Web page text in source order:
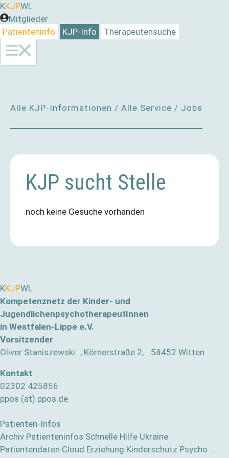
Zum
Inhalt
springen
KKJPWL
Mitglieder
Patienteninfo
KJP-Info Therapeutensuche
Alle KJP-Informationen / Alle Service / Jobs
KJP sucht Stelle
noch keine Gesuche vorhanden
KKJPWL
Kompetenznetz der Kinder- und
JugendlichenpsychotherapeutInnen
in Westfalen-Lippe e.V.
Vorsitzender
Oliver Staniszewski , Körnerstraße 2, 58452 Witten
Kontakt
02302 425856
ppos (at) ppos.de
Patienten-Infos
Archiv Patienteninfos Schnelle Hilfe Ukraine
Patientendaten Cloud Erziehung Kinderschutz Psycho ...